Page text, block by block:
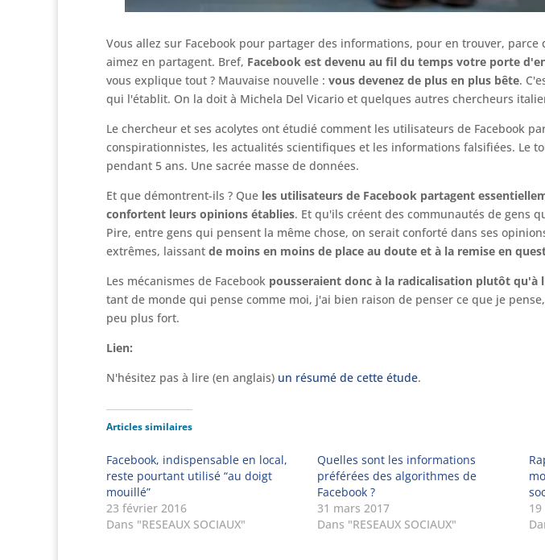
Vous allez sur Facebook pour partager des informations, pour en trouver, parce
aimez en partagent. Bref, Facebook est devenu au fil du temps votre porte
vous explique tout ? Mauvaise nouvelle : vous devenez de plus en plus bête.
qui l'établit. On la doit à Michela Del Vicario et quelques autres chercheurs
Le chercheur et ses acolytes ont étudié comment les utilisateurs de Facebook
conspirationnistes, les actualités scientifiques et les informations falsifiées. Le
pendant 5 ans. Une sacrée masse de données.
Et que démontrent-ils ? Que les utilisateurs de Facebook partagent
confortent leurs opinions établies. Et qu'ils créent des communautés de gens
Pire, entre gens qui pensent la même chose, on serait conforté dans ses
extrêmes, laissant de moins en moins de place au doute et à la remise en
Les mécanismes de Facebook pousseraient donc à la radicalisation plutôt
tant de monde qui pense comme moi, j'ai bien raison de penser ce que je
peu plus fort.
Lien:
N'hésitez pas à lire (en anglais) un résumé de cette étude.
Articles similaires
Facebook, indispensable en local,
reste pourtant utilisé “au doigt
mouillé”
23 février 2016
Dans "RESEAUX SOCIAUX"
Quelles sont les informations
préférées des algorithmes de
Facebook ?
31 mars 2017
Dans "RESEAUX SOCIAUX"